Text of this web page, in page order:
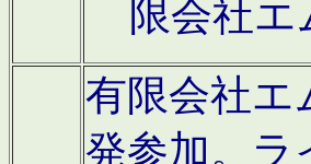
限会社エ
有限会社エ
発参加。ラ